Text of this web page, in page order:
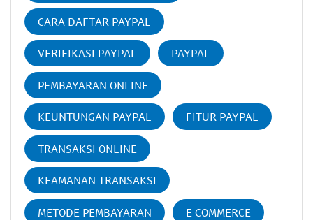
CARA DAFTAR PAYPAL
VERIFIKASI PAYPAL PAYPAL
PEMBAYARAN ONLINE
KEUNTUNGAN PAYPAL FITUR PAYPAL
TRANSAKSI ONLINE
KEAMANAN TRANSAKSI
METODE PEMBAYARAN E COMMERCE